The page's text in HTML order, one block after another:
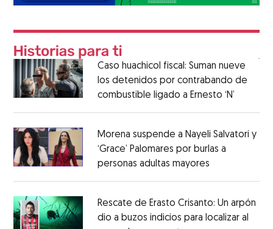
Caso huachicol fiscal: Suman nueve
los detenidos por contrabando de
combustible ligado a Ernesto ‘N’
Morena suspende a Nayeli Salvatori y
‘Grace’ Palomares por burlas a
personas adultas mayores
Rescate de Erasto Crisanto: Un arpón
dio a buzos indicios para localizar al